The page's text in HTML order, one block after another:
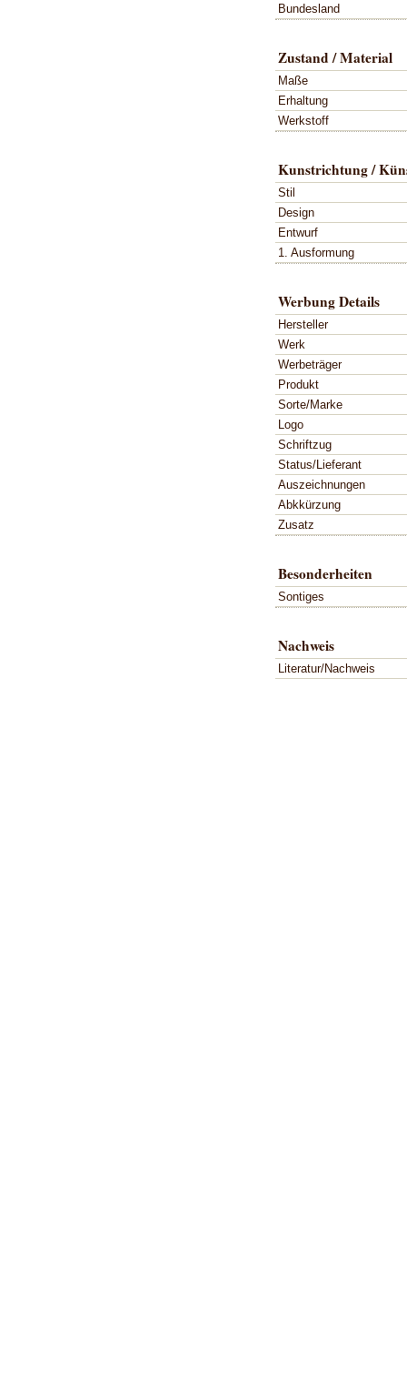
Bundesland
Zustand / Material
Maße
Erhaltung
Werkstoff
Kunstrichtung /
Stil
Design
Entwurf
1. Ausformung
Werbung Details
Hersteller
Werk
Werbeträger
Produkt
Sorte/Marke
Logo
Schriftzug
Status/Lieferant
Auszeichnungen
Abkkürzung
Zusatz
Besonderheiten
Sontiges
Nachweis
Literatur/Nachweis